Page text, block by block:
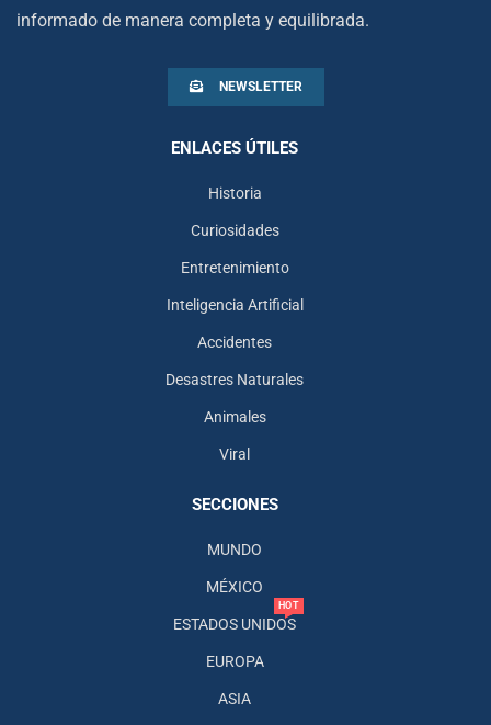
informado de manera completa y equilibrada.
NEWSLETTER
ENLACES ÚTILES
Historia
Curiosidades
Entretenimiento
Inteligencia Artificial
Accidentes
Desastres Naturales
Animales
Viral
SECCIONES
MUNDO
MÉXICO
ESTADOS UNIDOS
HOT
EUROPA
ASIA